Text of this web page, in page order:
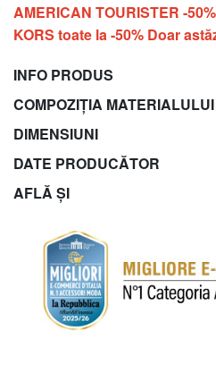
AMERICAN TOURISTER -
KORS toate la -50% Doar
INFO PRODUS
COMPOZIȚIA MATERIALULUI
DIMENSIUNI
DATE PRODUCĂTOR
AFLĂ ȘI